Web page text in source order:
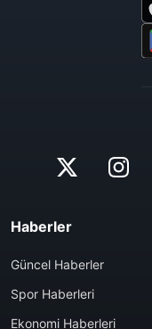
Haberler
Güncel Haberler
Spor Haberleri
Ekonomi Haberleri